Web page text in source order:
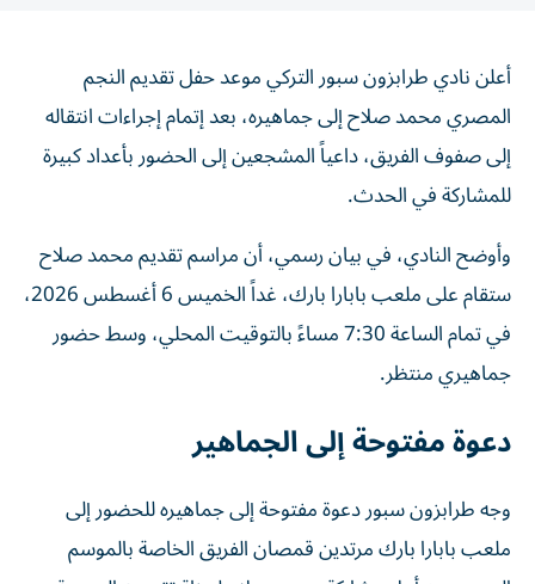
أعلن نادي طرابزون سبور التركي موعد حفل تقديم النجم
المصري محمد صلاح إلى جماهيره، بعد إتمام إجراءات انتقاله
إلى صفوف الفريق، داعياً المشجعين إلى الحضور بأعداد كبيرة
للمشاركة في الحدث.
وأوضح النادي، في بيان رسمي، أن مراسم تقديم محمد صلاح
في تمام الساعة 7:30 مساءً بالتوقيت المحلي، وسط حضور
جماهيري منتظر.
دعوة مفتوحة إلى الجماهير
ملعب بابارا بارك مرتدين قمصان الفريق الخاصة بالموسم
الجديد، من أجل مشاركة محمد صلاح لحظة تقديمه الرسمية